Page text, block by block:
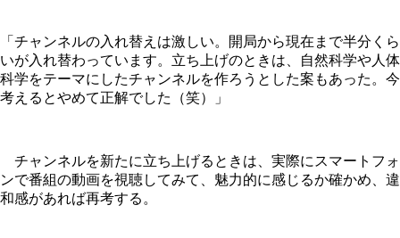
「チャンネルの入れ替えは激しい。開局から現在まで半分くら
いが入れ替わっています。立ち上げのときは、自然科学や人体
科学をテーマにしたチャンネルを作ろうとした案もあった。今
考えるとやめて正解でした（笑）」
チャンネルを新たに立ち上げるときは、実際にスマートフォ
ンで番組の動画を視聴してみて、魅力的に感じるか確かめ、違
和感があれば再考する。